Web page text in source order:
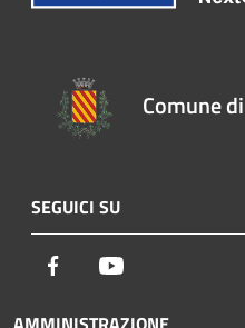
Comune
SEGUICI SU
Facebook